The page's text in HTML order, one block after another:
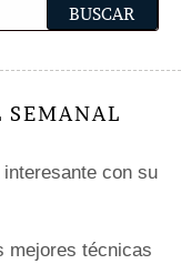
SEMANAL
con su
mejores técnicas